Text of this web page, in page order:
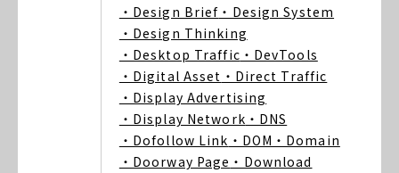
・Design Brief ・Design System
・Design Thinking
・Desktop Traffic ・DevTools
・Digital Asset ・Direct Traffic
・Display Advertising
・Display Network ・DNS
・Dofollow Link ・DOM ・Domain
・Doorway Page ・Download